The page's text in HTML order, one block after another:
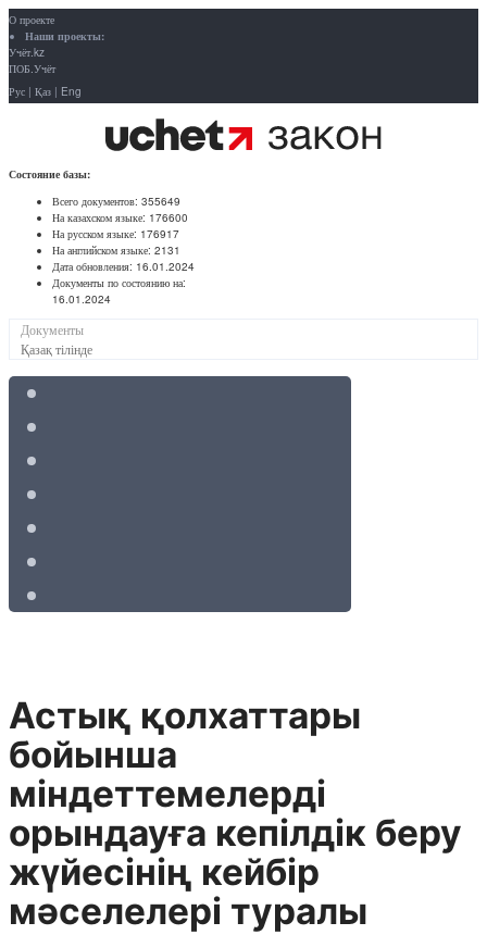
О проекте
Наши проекты:
Учёт.kz
ПОБ.Учёт
Рус | Қаз | Eng
Состояние базы:
Всего документов: 355649
На казахском языке: 176600
На русском языке: 176917
На английском языке: 2131
Дата обновления: 16.01.2024
Документы по состоянию на:
16.01.2024
Документы
Қазақ тілінде
Астық қолхаттары
бойынша
міндеттемелерді
орындауға кепілдік беру
жүйесінің кейбір
мәселелері туралы